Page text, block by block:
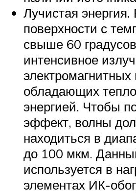
Лучистая энергия.
поверхности с
свыше 60
интенсивное
электромагнитных
обладающих
энергией. Чтобы
эффект, волны
находиться в
до 100 мкм.
используется в
элементах ИК-